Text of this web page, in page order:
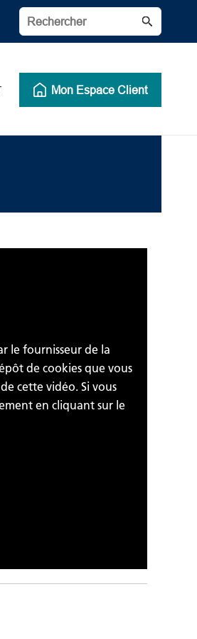
Mon Espace Client
le fournisseur de la
de cookies que vous
cette vidéo. Si vous
en cliquant sur le